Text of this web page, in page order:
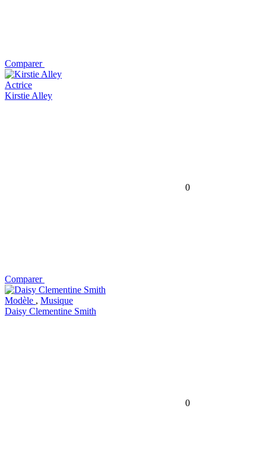
Comparer
Actrice
Kirstie Alley
0
Comparer
Modèle , Musique
Daisy Clementine Smith
0